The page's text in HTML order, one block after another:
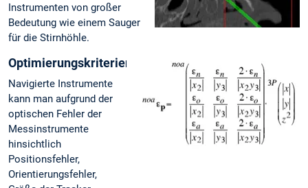
Instrumenten von großer
Bedeutung wie einem Sauger
für die Stirnhöhle.
Optimierungskriterien
Navigierte Instrumente
kann man aufgrund der
optischen Fehler der
Messinstrumente
hinsichtlich
Positionsfehler,
Orientierungsfehler,